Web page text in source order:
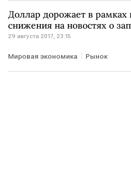
Доллар дорожает в рамках
снижения на новостях о
29 августа 2017, 23:15
Мировая экономика Рынок